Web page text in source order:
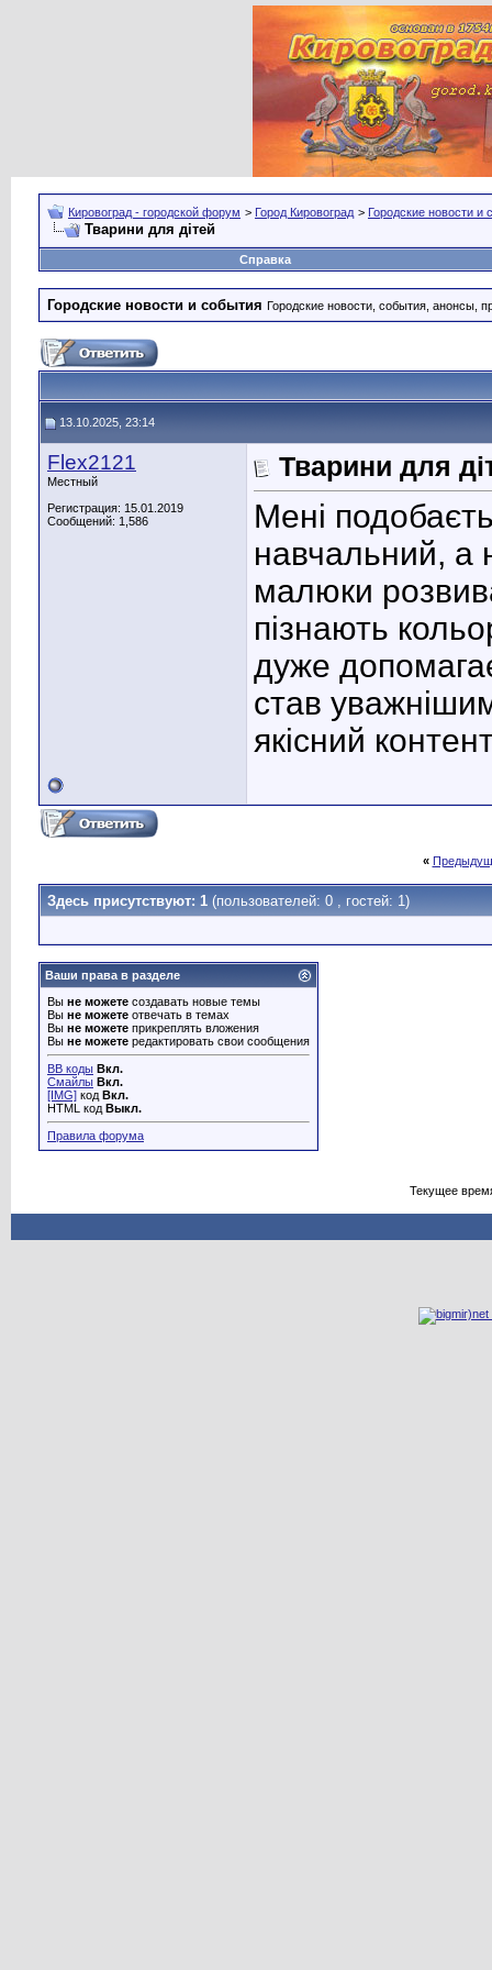
Кировоград - городской форум > Город Кировоград > Городские новости и
Тварини для дітей
Справка
Городские новости и события Городские новости, события, анонсы,
13.10.2025, 23:14
Flex2121
Местный
Регистрация: 15.01.2019
Сообщений: 1,586
Тварини для
Мені
навчальний, а
малюки
пізнають
дуже
став
якісний
«
Здесь присутствуют: 1 (пользователей: 0 , гостей: 1)
Ваши права в разделе
Вы не можете создавать новые темы
Вы не можете отвечать в темах
Вы не можете прикреплять вложения
Вы не можете редактировать свои сообщения
BB коды Вкл.
Смайлы Вкл.
[IMG] код Вкл.
HTML код Выкл.
Правила форума
Текущее